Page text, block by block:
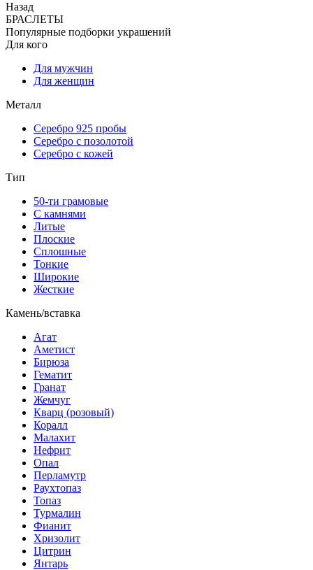
Назад
БРАСЛЕТЫ
Популярные подборки украшений
Для кого
Для мужчин
Для женщин
Металл
Серебро 925 пробы
Серебро с позолотой
Серебро с кожей
Тип
50-ти грамовые
С камнями
Литые
Плоские
Сплошные
Тонкие
Широкие
Жесткие
Камень/вставка
Агат
Аметист
Бирюза
Гематит
Гранат
Жемчуг
Кварц (розовый)
Коралл
Малахит
Нефрит
Опал
Перламутр
Раухтопаз
Топаз
Турмалин
Фианит
Хризолит
Цитрин
Янтарь